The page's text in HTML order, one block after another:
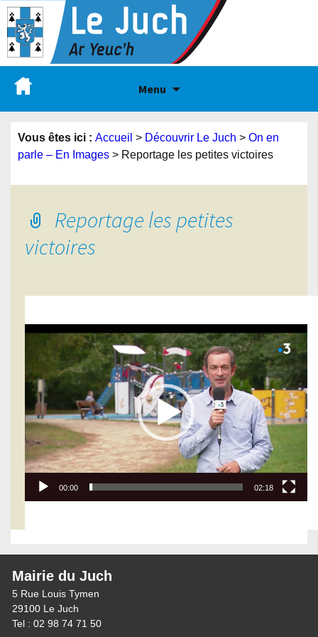
Menu
Vous êtes ici : Accueil > Découvrir Le Juch > On en
parle – En Images > Reportage les petites victoires
Reportage les petites
victoires
Lecteur
vidéo
00:00 02:18
Mairie du Juch
5 Rue Louis Tymen
29100 Le Juch
Tel : 02 98 74 71 50